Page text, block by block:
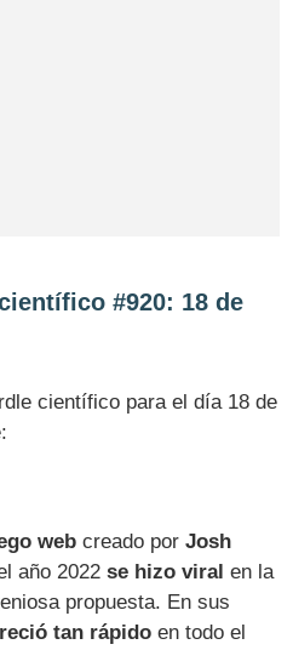
#920: 18 de
científico para el día 18 de
web creado porJosh
año 2022se hizo viral en la
propuesta. En sus
tan rápido en todo el